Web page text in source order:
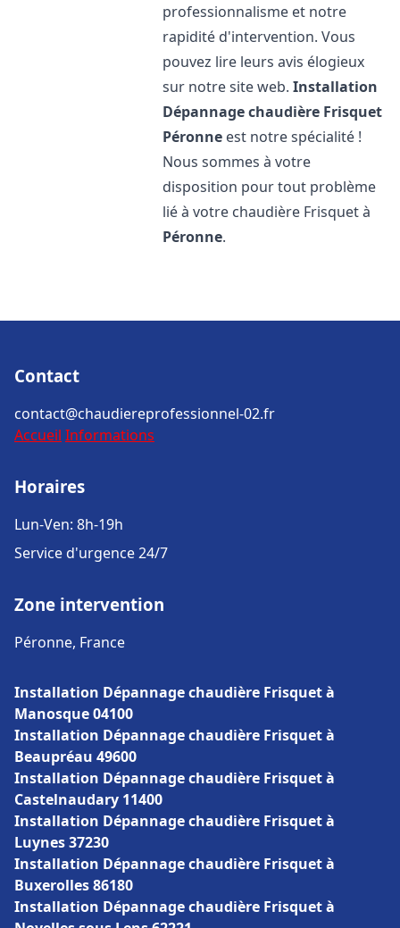
professionnalisme et notre
rapidité d'intervention. Vous
pouvez lire leurs avis élogieux
sur notre site web.Installation
Dépannage chaudière Frisquet
Péronne est notre spécialité !
Nous sommes à votre
disposition pour tout problème
lié à votre chaudière Frisquet à
Péronne.
Contact
contact@chaudiereprofessionnel-02.fr
Accueil Informations
Horaires
Lun-Ven: 8h-19h
Service d'urgence 24/7
Zone intervention
Péronne, France
Installation Dépannage chaudière Frisquet à
Manosque 04100
Installation Dépannage chaudière Frisquet à
Beaupréau 49600
Installation Dépannage chaudière Frisquet à
Castelnaudary 11400
Installation Dépannage chaudière Frisquet à
Luynes 37230
Installation Dépannage chaudière Frisquet à
Buxerolles 86180
Installation Dépannage chaudière Frisquet à